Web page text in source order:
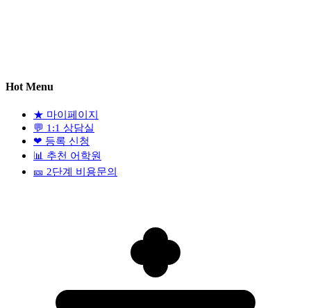
Hot Menu
★ 마이페이지
💬 1:1 상담실
❤ 등록 신청
📊 추천 어학원
🎫 2단계 비용문의